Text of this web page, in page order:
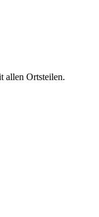
allen Ortsteilen.